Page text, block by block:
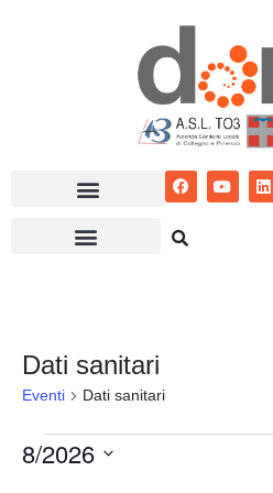
Dati sanitari
Eventi Dati sanitari
8/2026